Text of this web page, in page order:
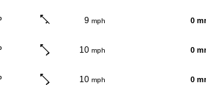
9 mph 0
10 mph 0
10 mph 0